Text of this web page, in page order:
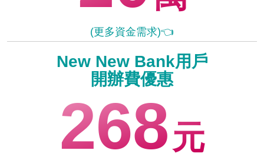
(更多資金需求)👈
New New Bank用戶
開辦費優惠
268元